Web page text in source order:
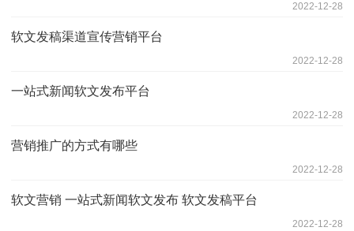
2022-12-28
软文发稿渠道宣传营销平台
2022-12-28
一站式新闻软文发布平台
2022-12-28
营销推广的方式有哪些
2022-12-28
软文营销 一站式新闻软文发布 软文发稿平台
2022-12-28